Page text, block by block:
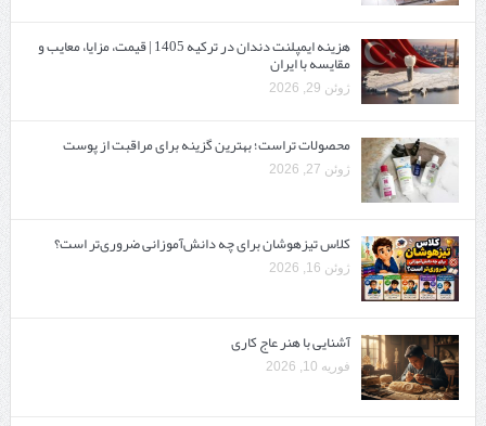
هزینه ایمپلنت دندان در ترکیه 1405 | قیمت، مزایا، معایب و
مقایسه با ایران
ژوئن 29, 2026
محصولات تراست؛ بهترین گزینه برای مراقبت از پوست
ژوئن 27, 2026
کلاس تیزهوشان برای چه دانش‌آموزانی ضروری‌تر است؟
ژوئن 16, 2026
آشنایی با هنر عاج کاری
فوریه 10, 2026